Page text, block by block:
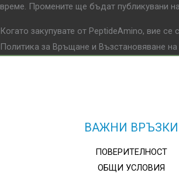
време. Промените ще бъдат публикувани
Когато закупувате от PeptideAmino, вие се
Политика за Връщане и Възстановяване на
ВАЖНИ ВРЪЗКИ
ПОВЕРИТЕЛНОСТ
ОБЩИ УСЛОВИЯ